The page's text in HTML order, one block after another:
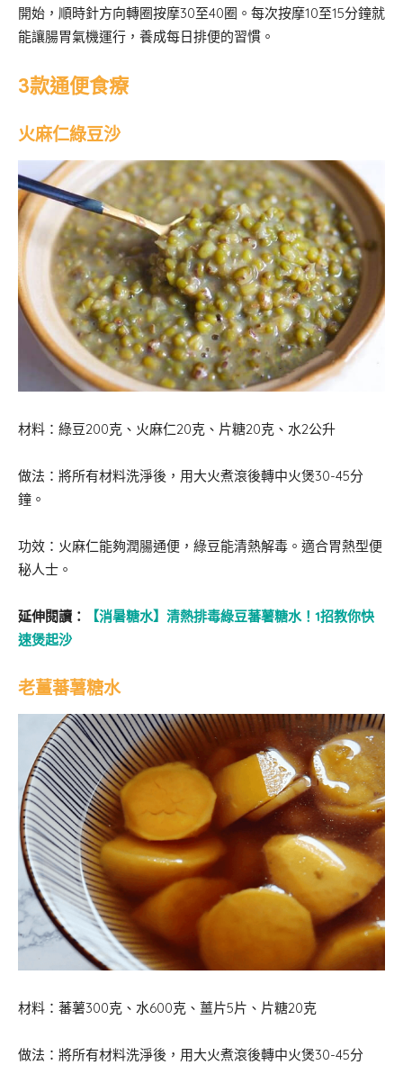
開始，順時針方向轉圈按摩30至40圈。每次按摩10至15分鐘就
能讓腸胃氣機運行，養成每日排便的習慣。
3款通便食療
火麻仁綠豆沙
材料：綠豆200克、火麻仁20克、片糖20克、水2公升
做法：將所有材料洗淨後，用大火煮滾後轉中火煲30-45分
鐘。
功效：火麻仁能夠潤腸通便，綠豆能清熱解毒。適合胃熱型便
秘人士。
延伸閱讀：
【消暑糖水】清熱排毒綠豆蕃薯糖水！1招教你快
速煲起沙
老薑蕃薯糖水
材料：蕃薯300克、水600克、薑片5片、片糖20克
做法：將所有材料洗淨後，用大火煮滾後轉中火煲30-45分